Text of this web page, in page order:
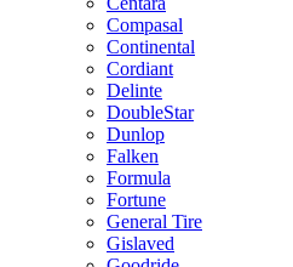
Compasal
Continental
Cordiant
Delinte
DoubleStar
Dunlop
Falken
Formula
Fortune
General Tire
Gislaved